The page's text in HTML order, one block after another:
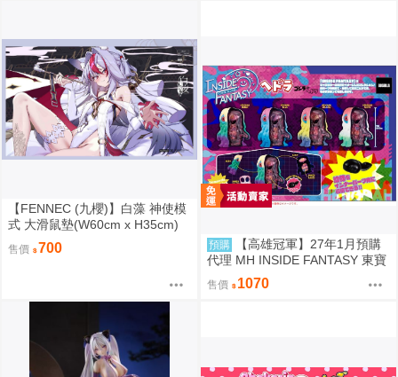
【FENNEC (九櫻)】白藻 神使模
式 大滑鼠墊(W60cm x H35cm)
【FF47場前預購】{宅即門}
售價 700 預購
【高雄冠軍】27年1月預購
代理 MH INSIDE FANTASY 東寶
怪獸 哥吉拉對黑多拉 黑多拉 中
盒4入0813
售價 1070